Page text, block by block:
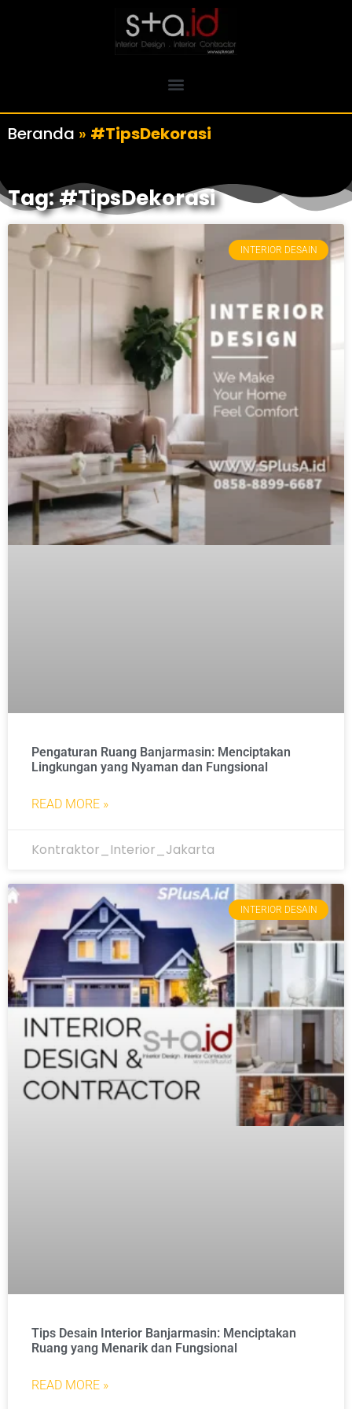
Beranda » #TipsDekorasi
Tag: #TipsDekorasi
INTERIOR DESAIN
Pengaturan Ruang Banjarmasin: Menciptakan
Lingkungan yang Nyaman dan Fungsional
READ MORE »
Kontraktor_Interior_Jakarta
INTERIOR DESAIN
Tips Desain Interior Banjarmasin: Menciptakan
Ruang yang Menarik dan Fungsional
READ MORE »